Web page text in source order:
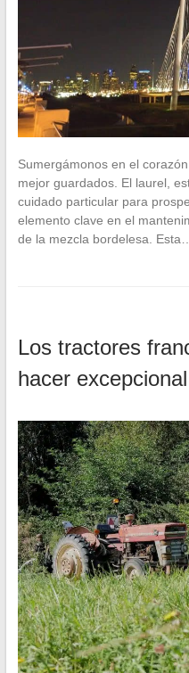
Sumergámonos en el
mejor guardados. El laurel,
cuidado particular para
elemento clave en el
de la mezcla bordelesa. Esta…
Los tractores
hacer